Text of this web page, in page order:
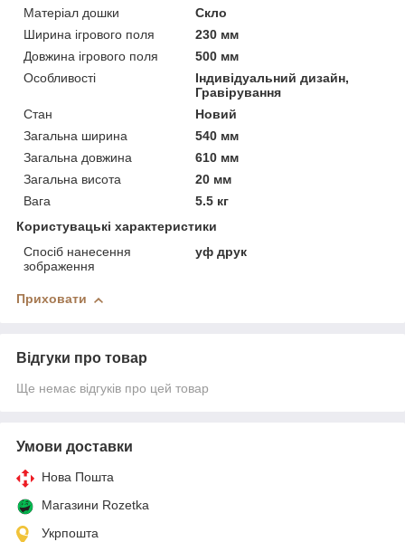
Матеріал дошки
Скло
Ширина ігрового поля
230 мм
Довжина ігрового поля
500 мм
Особливості
Індивідуальний дизайн,
Гравірування
Стан
Новий
Загальна ширина
540 мм
Загальна довжина
610 мм
Загальна висота
20 мм
Вага
5.5 кг
Користувацькі характеристики
Спосіб нанесення
зображення
уф друк
Приховати
Відгуки про товар
Ще немає відгуків про цей товар
Умови доставки
Нова Пошта
Магазини Rozetka
Укрпошта